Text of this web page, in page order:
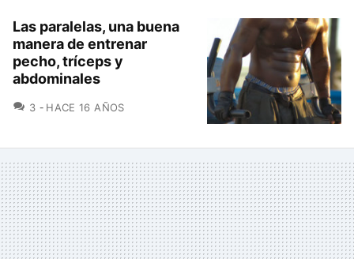
Las paralelas, una buena
manera de entrenar
pecho, tríceps y
abdominales
3 COMENTARIOS
HACE 16 AÑOS